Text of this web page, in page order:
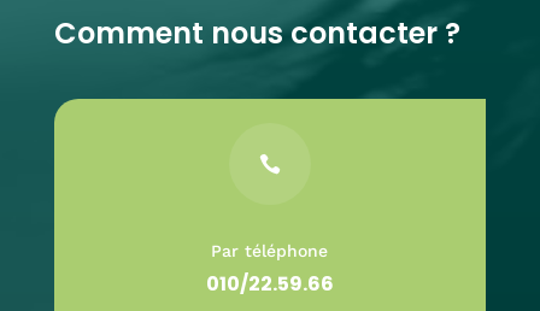
Comment nous contacter ?

Par téléphone
010/22.59.66